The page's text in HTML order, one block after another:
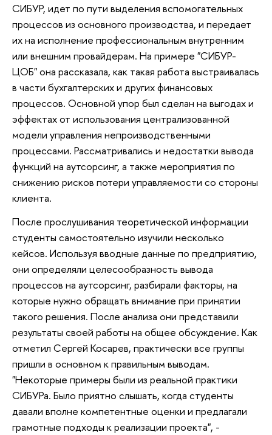
СИБУР, идет по пути выделения вспомогательных
процессов из основного производства, и передает
их на исполнение профессиональным внутренним
или внешним провайдерам. На примере "СИБУР-
ЦОБ" она рассказала, как такая работа выстраивалась
в части бухгалтерских и других финансовых
процессов. Основной упор был сделан на выгодах и
эффектах от использования централизованной
модели управления непроизводственными
процессами. Рассматривались и недостатки вывода
функций на аутсорсинг, а также мероприятия по
снижению рисков потери управляемости со стороны
клиента.
После прослушивания теоретической информации
студенты самостоятельно изучили несколько
кейсов. Используя вводные данные по предприятию,
они определяли целесообразность вывода
процессов на аутсорсинг, разбирали факторы, на
которые нужно обращать внимание при принятии
такого решения. После анализа они представили
результаты своей работы на общее обсуждение. Как
отметил Сергей Косарев, практически все группы
пришли в основном к правильным выводам.
"Некоторые примеры были из реальной практики
СИБУРа. Было приятно слышать, когда студенты
давали вполне компетентные оценки и предлагали
грамотные подходы к реализации проекта", -